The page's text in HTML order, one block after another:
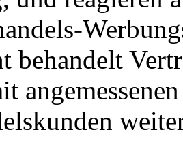
behandelt